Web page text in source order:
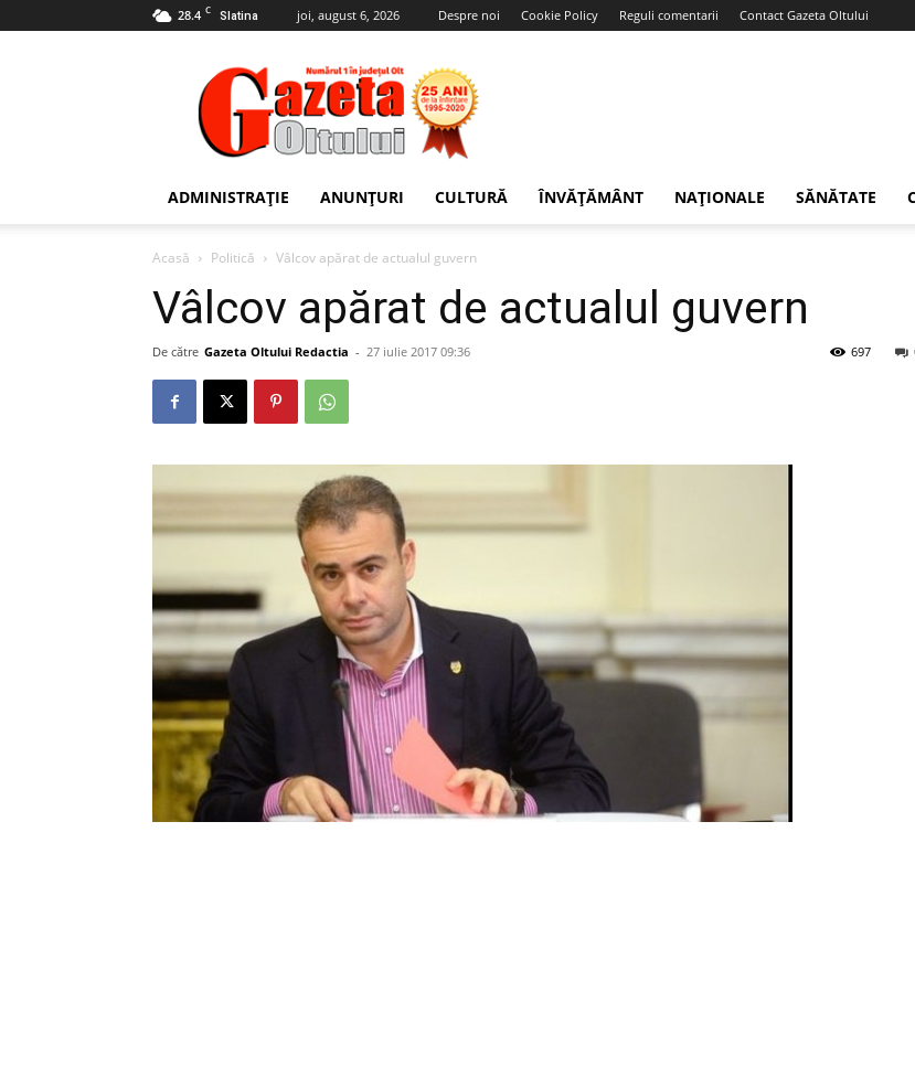
28.4 C Slatina joi, august 6, 2026 Despre noi Cookie Policy Reguli comentarii Contact Gazeta Oltului
Gazeta
Oltului
ADMINISTRAȚIE ANUNȚURI CULTURĂ ÎNVĂȚĂMÂNT NAȚIONALE SĂNĂTATE
Acasă Politică Vâlcov apărat de actualul guvern
Vâlcov apărat de actualul guvern
De către Gazeta Oltului Redactia - 27 iulie 2017 09:36 697